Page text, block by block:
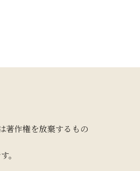
著作権を放棄するもの
。